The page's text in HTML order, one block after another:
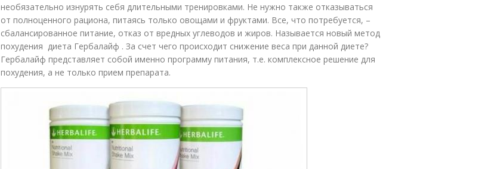
необязательно изнурять себя длительными тренировками. Не нужно также отказываться
от полноценного рациона, питаясь только овощами и фруктами. Все, что потребуется, –
сбалансированное питание, отказ от вредных углеводов и жиров. Называется новый метод
похудения диета Гербалайф . За счет чего происходит снижение веса при данной диете?
Гербалайф представляет собой именно программу питания, т.е. комплексное решение для
похудения, а не только прием препарата.